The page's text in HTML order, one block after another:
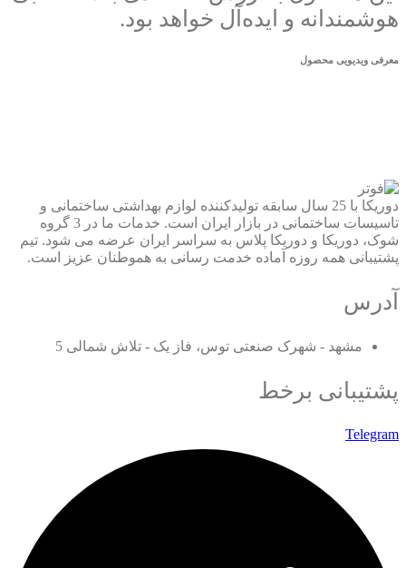
هوشمندانه و ایده‌آل خواهد بود.
معرفی ویدیویی محصول
دوریکا با 25 سال سابقه تولیدکننده لوازم بهداشتی ساختمانی و
تاسیسات ساختمانی در بازار ایران است. خدمات ما در 3 گروه
شوک، دوریکا و دوریکا پلاس به سراسر ایران عرضه می شود. تیم
پشتیبانی همه روزه آماده خدمت رسانی به هموطنان عزیز است.
آدرس
مشهد - شهرک صنعتی توس، فاز یک - تلاش شمالی 5
پشتیبانی برخط
Telegram